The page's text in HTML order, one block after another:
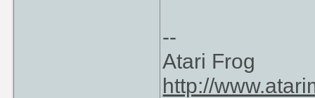
--
Atari Frog
http://